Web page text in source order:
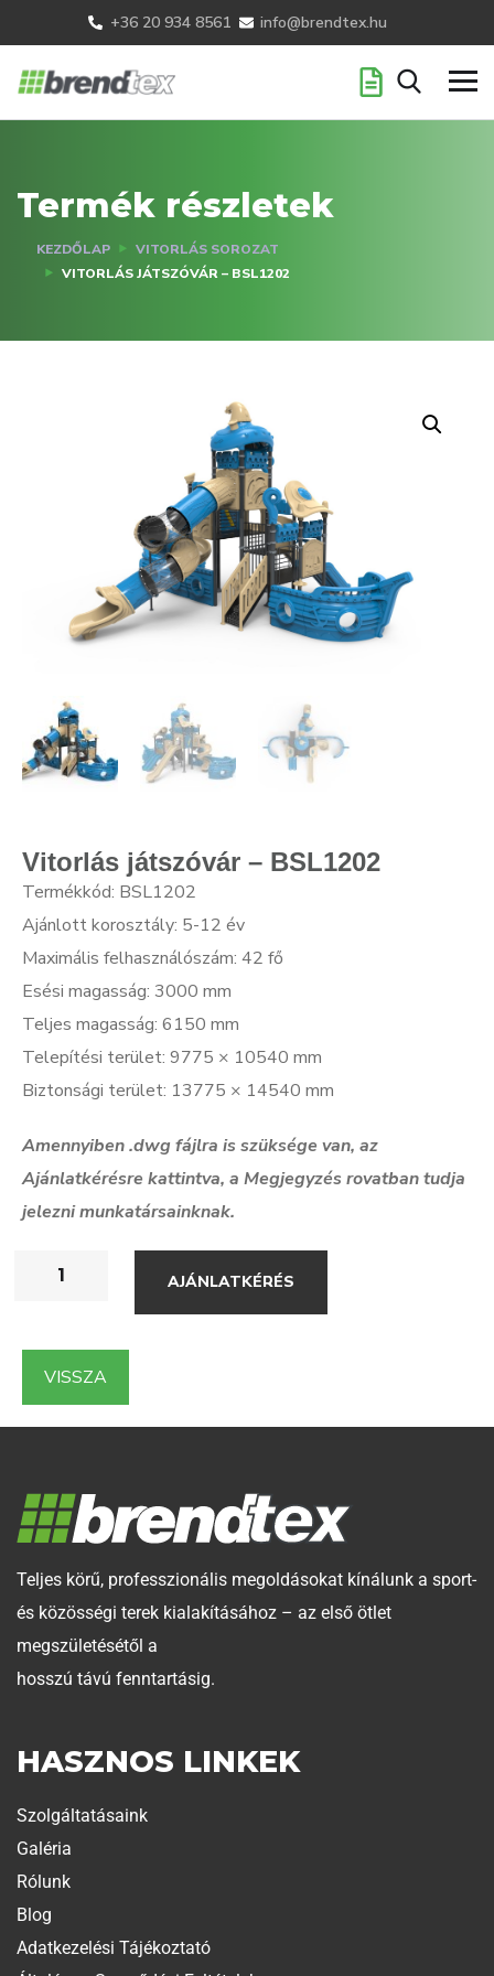
+36 20 934 8561 info@brendtex.hu
Termék részletek
KEZDŐLAP
VITORLÁS SOROZAT
VITORLÁS JÁTSZÓVÁR – BSL1202
Vitorlás játszóvár – BSL1202
Termékkód: BSL1202
Ajánlott korosztály: 5-12 év
Maximális felhasználószám: 42 fő
Esési magasság: 3000 mm
Teljes magasság: 6150 mm
Telepítési terület: 9775 × 10540 mm
Biztonsági terület: 13775 × 14540 mm
Amennyiben .dwg fájlra is szüksége van, az
Ajánlatkérésre kattintva, a Megjegyzés rovatban tudja
jelezni munkatársainknak.
AJÁNLATKÉRÉS
VISSZA
Teljes körű, professzionális megoldásokat kínálunk a sport-
és közösségi terek kialakításához – az első ötlet
megszületésétől a
hosszú távú fenntartásig.
HASZNOS LINKEK
Szolgáltatásaink
Galéria
Rólunk
Blog
Adatkezelési Tájékoztató